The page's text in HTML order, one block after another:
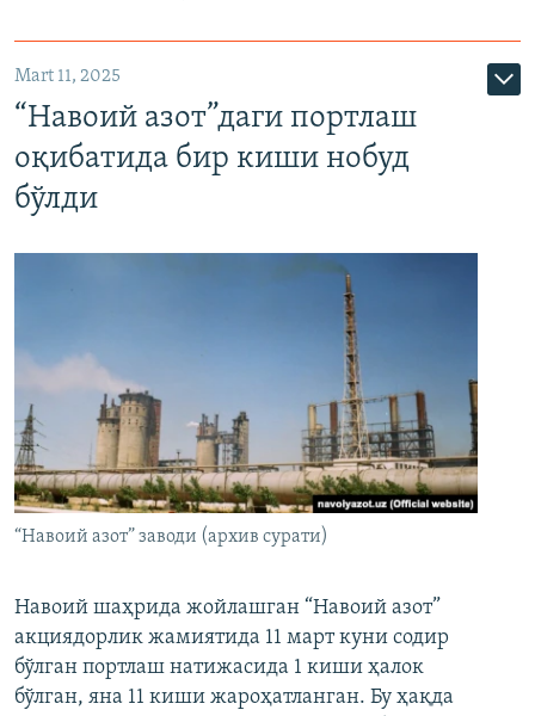
Mart 11, 2025
“Навоий азот”даги портлаш
оқибатида бир киши нобуд
бўлди
“Навоий азот” заводи (архив сурати)
Навоий шаҳрида жойлашган “Навоий азот”
акциядорлик жамиятида 11 март куни содир
бўлган портлаш натижасида 1 киши ҳалок
бўлган, яна 11 киши жароҳатланган. Бу ҳақда